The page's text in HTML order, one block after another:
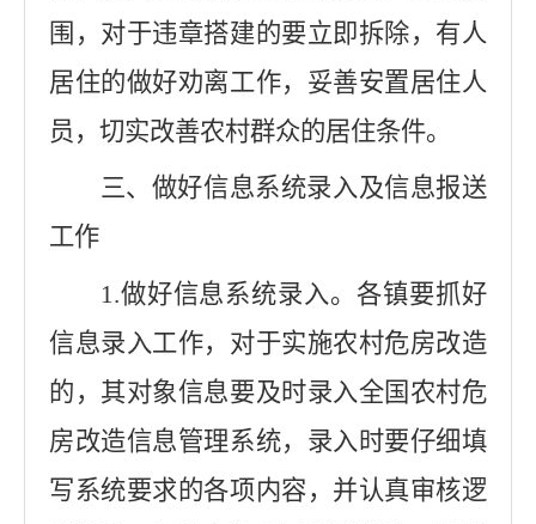
围，对于违章搭建的要立即拆除，有人
居住的做好劝离工作，妥善安置居住人
员，切实改善农村群众的居住条件。
三、做好信息系统录入及信息报送
工作
1.做好信息系统录入。各镇要抓好
信息录入工作，对于实施农村危房改造
的，其对象信息要及时录入全国农村危
房改造信息管理系统，录入时要仔细填
写系统要求的各项内容，并认真审核逻